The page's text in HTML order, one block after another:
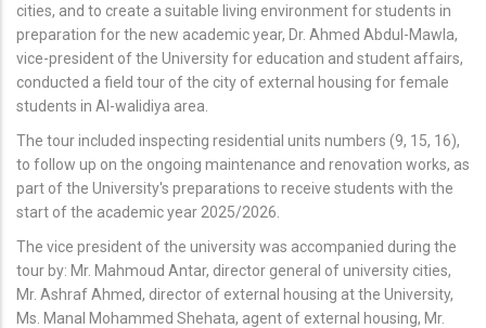
cities, and to create a suitable living environment for students in
preparation for the new academic year, Dr. Ahmed Abdul-Mawla,
vice-president of the University for education and student affairs,
conducted a field tour of the city of external housing for female
students in Al-walidiya area.
The tour included inspecting residential units numbers (9, 15, 16),
to follow up on the ongoing maintenance and renovation works, as
part of the University's preparations to receive students with the
start of the academic year 2025/2026.
The vice president of the university was accompanied during the
tour by: Mr. Mahmoud Antar, director general of university cities,
Mr. Ashraf Ahmed, director of external housing at the University,
Ms. Manal Mohammed Shehata, agent of external housing, Mr.